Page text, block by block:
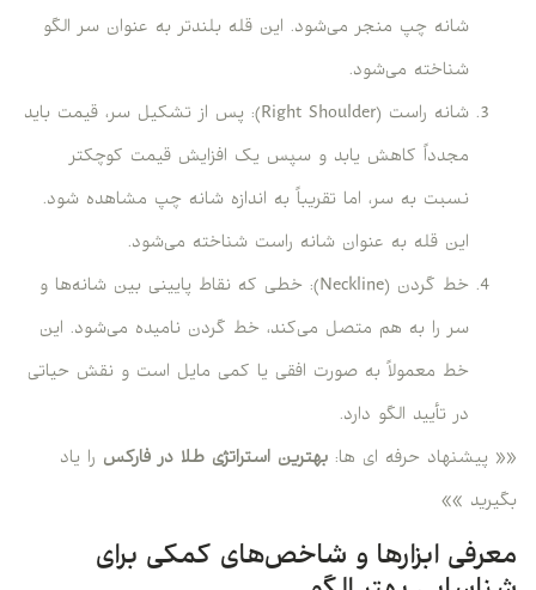
شانه چپ منجر می‌شود. این قله بلندتر به عنوان سر الگو
شناخته می‌شود.
شانه راست (Right Shoulder): پس از تشکیل سر، قیمت باید
مجدداً کاهش یابد و سپس یک افزایش قیمت کوچکتر
نسبت به سر، اما تقریباً به اندازه شانه چپ مشاهده شود.
این قله به عنوان شانه راست شناخته می‌شود.
خط گردن (Neckline): خطی که نقاط پایینی بین شانه‌ها و
سر را به هم متصل می‌کند، خط گردن نامیده می‌شود. این
خط معمولاً به صورت افقی یا کمی مایل است و نقش حیاتی
در تأیید الگو دارد.
«« پیشنهاد حرفه ای ها: بهترین استراتژی طلا در فارکس را یاد
بگیرید »»
معرفی ابزارها و شاخص‌های کمکی برای